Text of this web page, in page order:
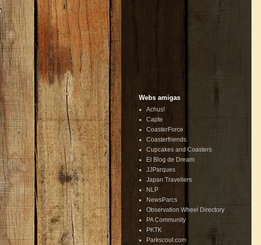
Webs amigas
Achus!
Capte
CoasterForce
Coasterfriends
Cupcakes and Coasters
El Blog de Dream
JJParques
Japan Travellers
NLP
NewsParcs
Observation Wheel Directory
PA Community
PKTK
Parkscout.com